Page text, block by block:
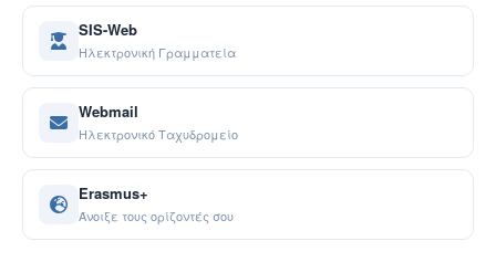
SIS-Web
Ηλεκτρονική Γραμματεία
Webmail
Ηλεκτρονικό Ταχυδρομείο
Erasmus+
Άνοιξε τους ορίζοντές σου